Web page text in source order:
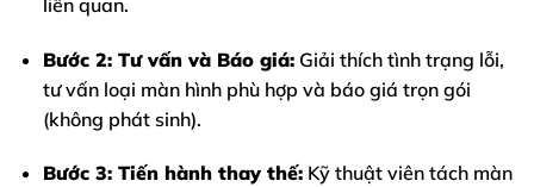
Bước 2: Tư vấn và Báo giá:Giải thích tình trạng lỗi,
tư vấn loại màn hình phù hợp và báo giá trọn gói
(không phát sinh).
Bước 3: Tiến hành thay thế:Kỹ thuật viên tách màn